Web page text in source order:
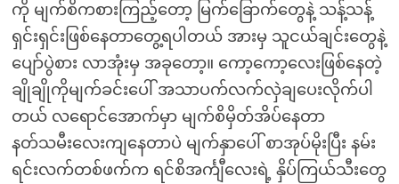
ကို မျက်စိကစားကြည့်တော့ မြက်ခြောက်တွေနဲ့ သန့်သန့်
ရှင်းရှင်းဖြစ်နေတာတွေ့ရပါတယ် အားမှ သူငယ်ချင်းတွေနဲ့
ပျော်ပွဲစား လာအုံးမှ အခုတော့။ ကော့ကော့လေးဖြစ်နေတဲ့
ချိုချိုကိုမျက်ခင်းပေါ် အသာပက်လက်လှဲချပေးလိုက်ပါ
တယ် လရောင်အောက်မှာ မျက်စိမှိတ်အိပ်နေတာ
နတ်သမီးလေးကျနေတာပဲ မျက်နှာပေါ် စာအုပ်မိုးပြီး နမ်း
ရင်းလက်တစ်ဖက်က ရင်စိအင်္ကျီလေးရဲ့ နှိပ်ကြယ်သီးတွေ